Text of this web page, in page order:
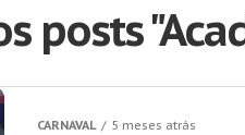
posts
CARNAVAL 5 meses atrás